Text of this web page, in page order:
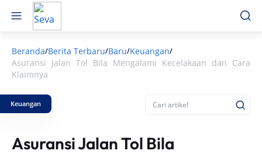
Beranda/Berita Terbaru/Baru/Keuangan/
Asuransi Jalan Tol Bila Mengalami Kecelakaan dan Cara
Klaimnya
Keuangan
Asuransi Jalan Tol Bila